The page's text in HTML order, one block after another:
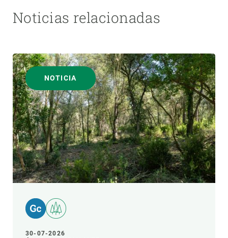
Noticias relacionadas
NOTICIA
30-07-2026